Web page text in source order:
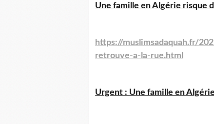
Une famille en Algérie risque
https://muslimsadaquah.fr/
retrouve-a-la-rue.html
Urgent : Une famille en